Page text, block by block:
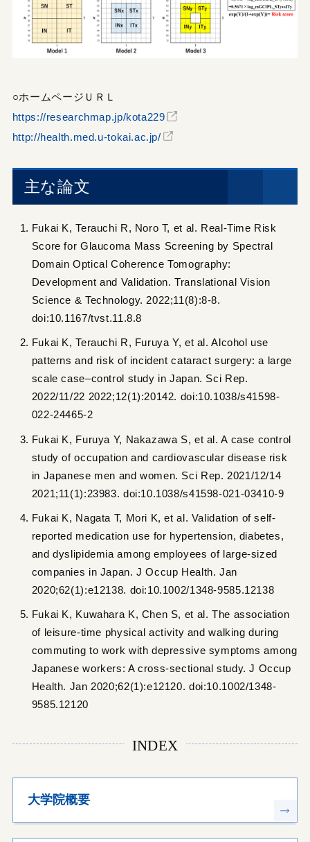
○ホームページＵＲＬ
https://researchmap.jp/kota229
http://health.med.u-tokai.ac.jp/
主な論文
Fukai K, Terauchi R, Noro T, et al. Real-Time Risk
Score for Glaucoma Mass Screening by Spectral
Domain Optical Coherence Tomography:
Development and Validation. Translational Vision
Science & Technology. 2022;11(8):8-8.
doi:10.1167/tvst.11.8.8
Fukai K, Terauchi R, Furuya Y, et al. Alcohol use
patterns and risk of incident cataract surgery: a large
scale case–control study in Japan. Sci Rep.
2022/11/22 2022;12(1):20142. doi:10.1038/s41598-
022-24465-2
Fukai K, Furuya Y, Nakazawa S, et al. A case control
study of occupation and cardiovascular disease risk
in Japanese men and women. Sci Rep. 2021/12/14
2021;11(1):23983. doi:10.1038/s41598-021-03410-9
Fukai K, Nagata T, Mori K, et al. Validation of self-
reported medication use for hypertension, diabetes,
and dyslipidemia among employees of large-sized
companies in Japan. J Occup Health. Jan
2020;62(1):e12138. doi:10.1002/1348-9585.12138
Fukai K, Kuwahara K, Chen S, et al. The association
of leisure-time physical activity and walking during
commuting to work with depressive symptoms among
Japanese workers: A cross-sectional study. J Occup
Health. Jan 2020;62(1):e12120. doi:10.1002/1348-
9585.12120
INDEX
大学院概要